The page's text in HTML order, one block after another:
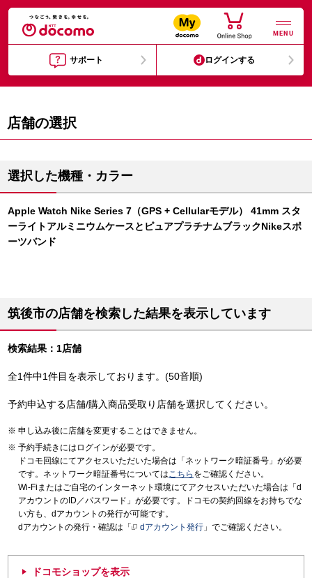
MENU
サポート ログインする
店舗の選択
選択した機種・カラー
Apple Watch Nike Series 7（GPS + Cellularモデル） 41mm スタ
ーライトアルミニウムケースとピュアプラチナムブラックNikeスポ
ーツバンド
筑後市の店舗を検索した結果を表示しています
検索結果：1店舗
全1件中1件目を表示しております。(50音順)
予約申込する店舗/購入商品受取り店舗を選択してください。
申し込み後に店舗を変更することはできません。
予約手続きにはログインが必要です。
ドコモ回線にてアクセスいただいた場合は「ネットワーク暗証番号」が必要
です。ネットワーク暗証番号についてはこちら をご確認ください。
Wi-Fiまたはご自宅のインターネット環境にてアクセスいただいた場合は「d
アカウントのID／パスワード」が必要です。ドコモの契約回線をお持ちでな
い方も、dアカウントの発行が可能です。
dアカウントの発行・確認は「
dアカウント発行 」でご確認ください。
ドコモショップを表示